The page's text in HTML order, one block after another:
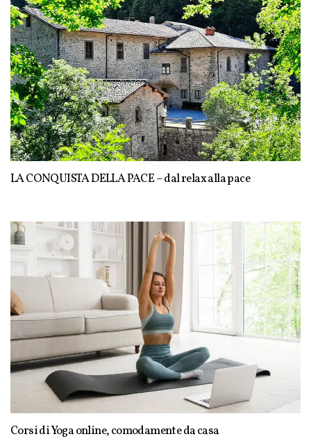
LA CONQUISTA DELLA PACE – dal relax alla pace
Corsi di Yoga online, comodamente da casa